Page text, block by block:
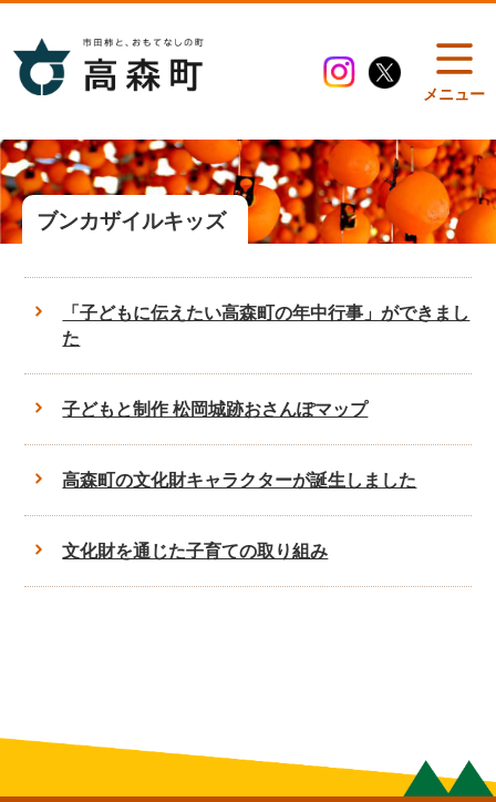
メニュー
ブンカザイルキッズ
「子どもに伝えたい高森町の年中行事」ができまし
た
子どもと制作 松岡城跡おさんぽマップ
高森町の文化財キャラクターが誕生しました
文化財を通じた子育ての取り組み